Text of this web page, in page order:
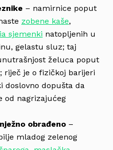
– namirnice poput
zobene kaše,
sjemenki natopljenih u
gelastu sluz; taj
želuca poput
riječ je o fizičkoj barijeri
doslovno dopušta da
od nagrizajućeg
obrađeno –
mladog zelenog